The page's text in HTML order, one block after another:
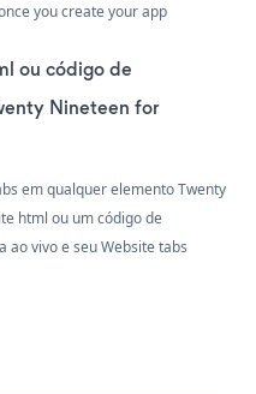
you create your app
ou código de
Nineteen for
em qualquer elemento Twenty
html ou um código de
ao vivo e seu Website tabs